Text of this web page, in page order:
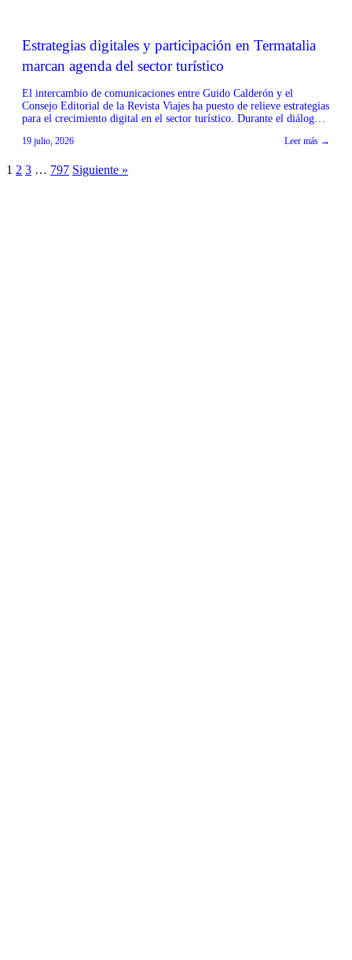
Estrategias digitales y participación en Termatalia
marcan agenda del sector turístico
El intercambio de comunicaciones entre Guido Calderón y el
Consejo Editorial de la Revista Viajes ha puesto de relieve estrategias
para el crecimiento digital en el sector turístico. Durante el diálogo,
como TikTok e Instagram para mejorar la interacción y el alcance de
19 julio, 2026 Leer más →
1 2 3 … 797 Siguiente »